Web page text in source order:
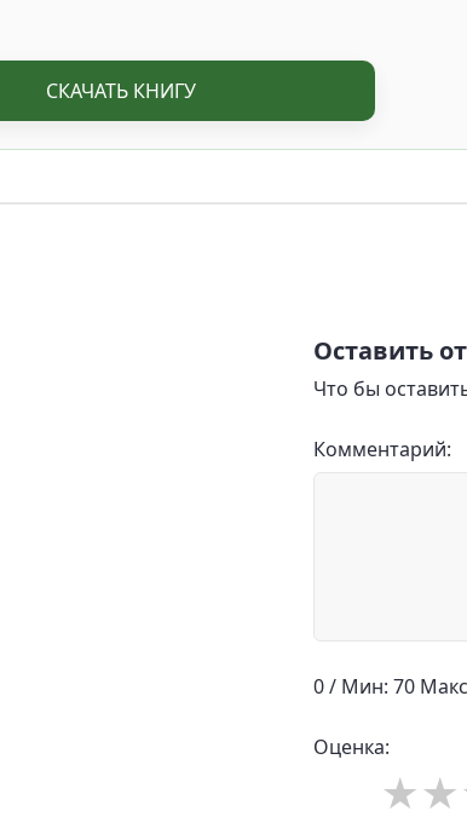
СКАЧАТЬ КНИГУ
Оставить
Что бы
Комментарий:
0 / Мин: 70
Оценка: